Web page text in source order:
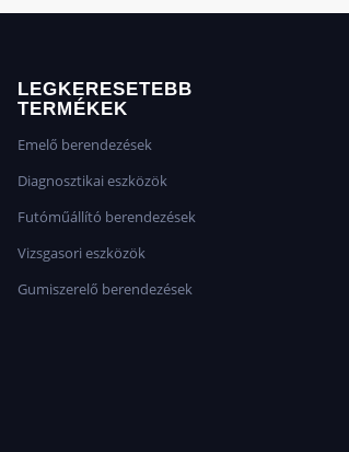
LEGKERESETEBB
TERMÉKEK
Emelő berendezések
Diagnosztikai eszközök
Futóműállító berendezések
Vizsgasori eszközök
Gumiszerelő berendezések